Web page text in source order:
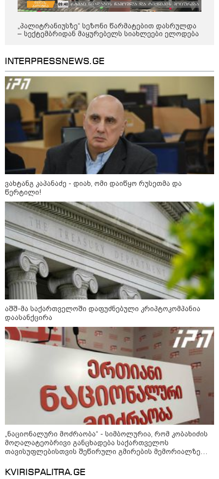
დიმიტრი მედვედევი
23:40 / 07-08-2026
გამოაცხადა
კატეგორიის ყველა სიახლე
ვახტანგ კაპანაძე - დიახ, ომი
დაიწყო რუსეთმა და წერტილი!
აშშ-მა საქართველოში
დაფუძნებული კრიპტოკომპანია
დაასანქცირა
„ნაციონალური მოძრაობა“ -
სიმბოლურია, რომ კობახიძის
მოღალატეობრივი განცხადება
საქართველოს
გმირების მემორიალზე გაკეთდა
პაატა ზაქარეიშვილი -
შეუძლებელია ბარამიძის
განცხადება შეესაბამებოდეს
სინამდვილეს, ეს არის მისი
მოსაზრება, აბსოლუტურად
ამოვარდნილი რეალობიდან - არ
მიმაჩნია, რომ ამის გამო მის
წინააღმდეგ სისხლის სამართლის
საქმე უნდა აღიძრას
მოზაიკა
„პალიტრანიუსზე“ სეზონი წარმატებით დასრულდა
– სექტემბრიდან მაყურებელს სიახლეები ელოდება
INTERPRESSNEWS.GE
ვახტანგ კაპანაძე - დიახ, ომი დაიწყო რუსეთმა და
წერტილი!
აშშ-მა საქართველოში დაფუძნებული კრიპტოკომპანია
დაასანქცირა
„ნაციონალური მოძრაობა“ - სიმბოლურია, რომ კობახიძის
მოღალატეობრივი განცხადება საქართველოს
თავისუფლებისთვის შეწირული გმირების მემორიალზე
KVIRISPALITRA.GE